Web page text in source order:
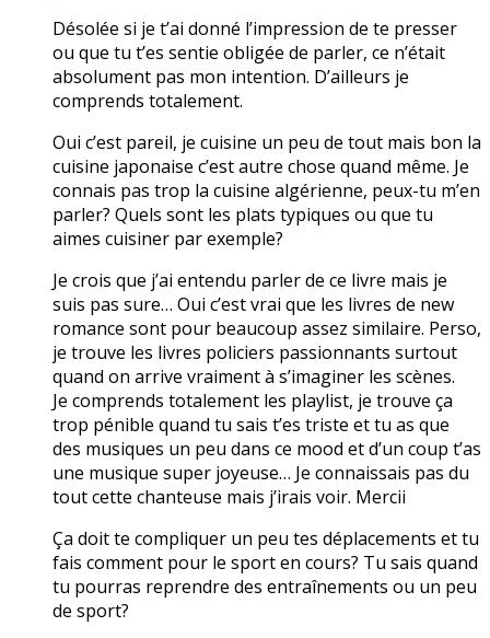
Désolée si je t’ai donné l’impression de te presser
ou que tu t’es sentie obligée de parler, ce n’était
absolument pas mon intention. D’ailleurs je
comprends totalement.
Oui c’est pareil, je cuisine un peu de tout mais bon la
cuisine japonaise c’est autre chose quand même. Je
connais pas trop la cuisine algérienne, peux-tu m’en
parler? Quels sont les plats typiques ou que tu
aimes cuisiner par exemple?
Je crois que j’ai entendu parler de ce livre mais je
suis pas sure… Oui c’est vrai que les livres de new
romance sont pour beaucoup assez similaire. Perso,
je trouve les livres policiers passionnants surtout
quand on arrive vraiment à s’imaginer les scènes.
Je comprends totalement les playlist, je trouve ça
trop pénible quand tu sais t’es triste et tu as que
des musiques un peu dans ce mood et d’un coup t’as
une musique super joyeuse… Je connaissais pas du
tout cette chanteuse mais j’irais voir. Mercii
Ça doit te compliquer un peu tes déplacements et tu
fais comment pour le sport en cours? Tu sais quand
tu pourras reprendre des entraînements ou un peu
de sport?